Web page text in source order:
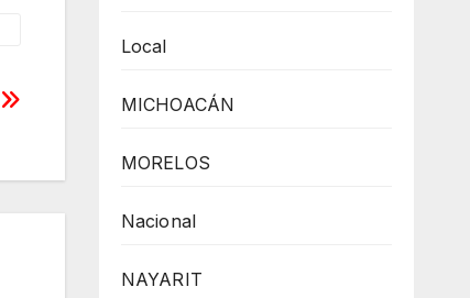
Local
MICHOACÁN
MORELOS
Nacional
NAYARIT